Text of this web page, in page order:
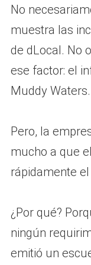
No
muestra las
de dLocal. No
ese factor: el
Muddy Waters.
Pero, la
mucho a que
rápidamente
¿Por qué?
ningún
emitió un